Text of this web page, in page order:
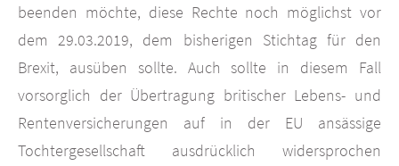
beenden möchte, diese Rechte noch möglichst vor
dem 29.03.2019, dem bisherigen Stichtag für den
Brexit, ausüben sollte. Auch sollte in diesem Fall
vorsorglich der Übertragung britischer Lebens- und
Rentenversicherungen auf in der EU ansässige
Tochtergesellschaft ausdrücklich widersprochen